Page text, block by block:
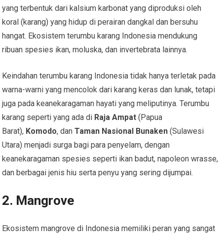
yang terbentuk dari kalsium karbonat yang diproduksi oleh
koral (karang) yang hidup di perairan dangkal dan bersuhu
hangat. Ekosistem terumbu karang Indonesia mendukung
ribuan spesies ikan, moluska, dan invertebrata lainnya.
Keindahan terumbu karang Indonesia tidak hanya terletak pada
warna-warni yang mencolok dari karang keras dan lunak, tetapi
juga pada keanekaragaman hayati yang meliputinya. Terumbu
karang seperti yang ada di Raja Ampat (Papua
Barat), Komodo, danTaman Nasional Bunaken (Sulawesi
Utara) menjadi surga bagi para penyelam, dengan
keanekaragaman spesies seperti ikan badut, napoleon wrasse,
dan berbagai jenis hiu serta penyu yang sering dijumpai.
2. Mangrove
Ekosistem mangrove di Indonesia memiliki peran yang sangat